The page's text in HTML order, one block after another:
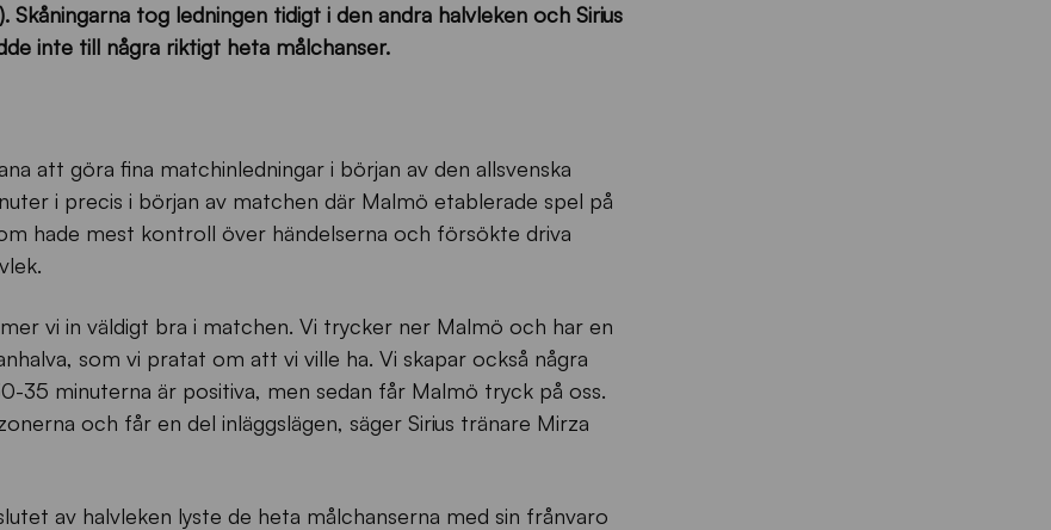
Skåningarna tog ledningen tidigt i den andra halvleken och Sirius
inte till några riktigt heta målchanser.
att göra fina matchinledningar i början av den allsvenska
i precis i början av matchen där Malmö etablerade spel på
hade mest kontroll över händelserna och försökte driva
vi in väldigt bra i matchen. Vi trycker ner Malmö och har en
som vi pratat om att vi ville ha. Vi skapar också några
35 minuterna är positiva, men sedan får Malmö tryck på oss.
och får en del inläggslägen, säger Sirius tränare Mirza
av halvleken lyste de heta målchanserna med sin frånvaro